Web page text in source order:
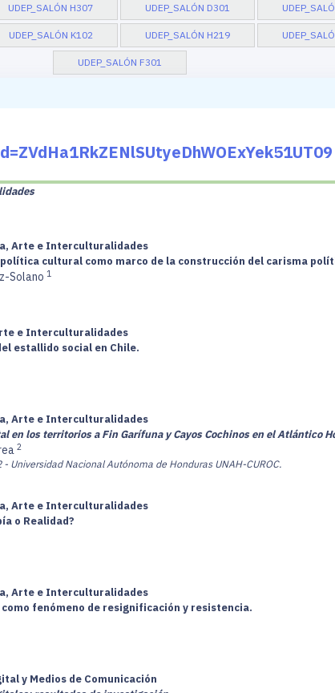
UDEP_SALÓN H307 UDEP_SALÓN D301
UDEP_SALÓN K102 UDEP_SALÓN H219
UDEP_SALÓN F301
Arte e Interculturalidades
cultural como marco de la construcción del carisma
Solano 1
e Interculturalidades
estallido social en Chile.
Arte e Interculturalidades
los territorios a Fin Garífuna y Cayos Cochinos en el Atlántico
2
- Universidad Nacional Autónoma de Honduras UNAH-CUROC.
Arte e Interculturalidades
o Realidad?
Arte e Interculturalidades
fenómeno de resignificación y resistencia.
y Medios de Comunicación